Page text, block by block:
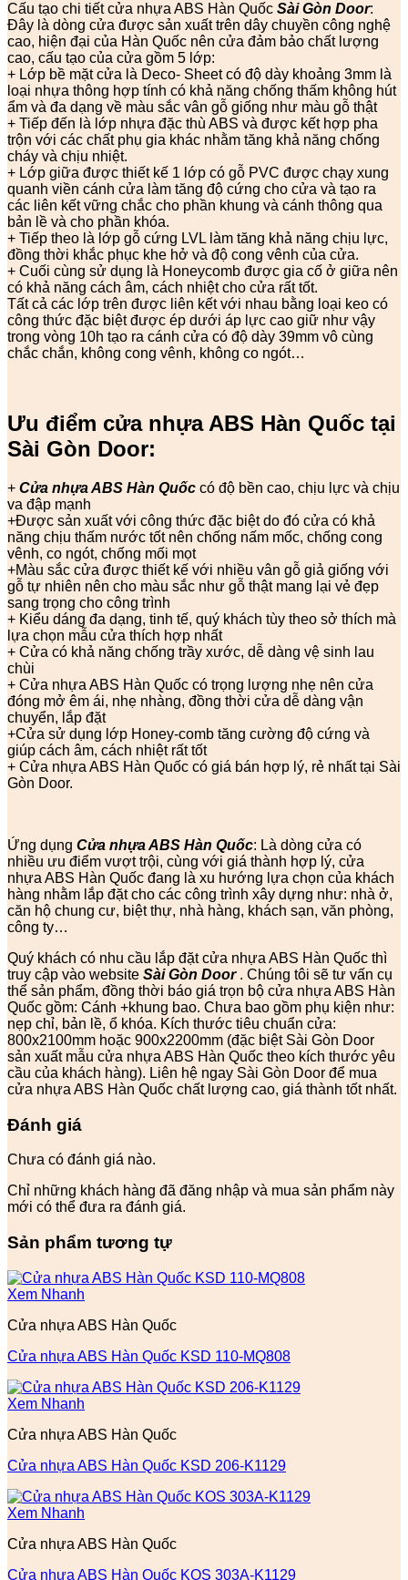
Cấu tạo chi tiết cửa nhựa ABS Hàn Quốc Sài Gòn Door:
Đây là dòng cửa được sản xuất trên dây chuyền công nghệ
cao, hiện đại của Hàn Quốc nên cửa đảm bảo chất lượng
cao, cấu tạo của cửa gồm 5 lớp:
+ Lớp bề mặt cửa là Deco- Sheet có độ dày khoảng 3mm là
loại nhựa thông hợp tính có khả năng chống thấm không hút
ẩm và đa dạng về màu sắc vân gỗ giống như màu gỗ thật
+ Tiếp đến là lớp nhựa đặc thù ABS và được kết hợp pha
trộn với các chất phụ gia khác nhằm tăng khả năng chống
cháy và chịu nhiệt.
+ Lớp giữa được thiết kế 1 lớp có gỗ PVC được chạy xung
quanh viền cánh cửa làm tăng độ cứng cho cửa và tạo ra
các liên kết vững chắc cho phần khung và cánh thông qua
bản lề và cho phần khóa.
+ Tiếp theo là lớp gỗ cứng LVL làm tăng khả năng chịu lực,
đồng thời khắc phục khe hở và độ cong vênh của cửa.
+ Cuối cùng sử dụng là Honeycomb được gia cố ở giữa nên
có khả năng cách âm, cách nhiệt cho cửa rất tốt.
Tất cả các lớp trên được liên kết với nhau bằng loại keo có
công thức đặc biệt được ép dưới áp lực cao giữ như vậy
trong vòng 10h tạo ra cánh cửa có độ dày 39mm vô cùng
chắc chắn, không cong vênh, không co ngót…
Ưu điểm cửa nhựa ABS Hàn Quốc tại
Sài Gòn Door:
+ Cửa nhựa ABS Hàn Quốc có độ bền cao, chịu lực và chịu
va đập mạnh
+Được sản xuất với công thức đặc biệt do đó cửa có khả
năng chịu thấm nước tốt nên chống nấm mốc, chống cong
vênh, co ngót, chống mối mọt
+Màu sắc cửa được thiết kế với nhiều vân gỗ giả giống với
gỗ tự nhiên nên cho màu sắc như gỗ thật mang lại vẻ đẹp
sang trọng cho công trình
+ Kiểu dáng đa dạng, tinh tế, quý khách tùy theo sở thích mà
lựa chọn mẫu cửa thích hợp nhất
+ Cửa có khả năng chống trầy xước, dễ dàng vệ sinh lau
chùi
+ Cửa nhựa ABS Hàn Quốc có trọng lượng nhẹ nên cửa
đóng mở êm ái, nhẹ nhàng, đồng thời cửa dễ dàng vận
chuyển, lắp đặt
+Cửa sử dụng lớp Honey-comb tăng cường độ cứng và
giúp cách âm, cách nhiệt rất tốt
+ Cửa nhựa ABS Hàn Quốc có giá bán hợp lý, rẻ nhất tại Sài
Gòn Door.
Ứng dụng Cửa nhựa ABS Hàn Quốc: Là dòng cửa có
nhiều ưu điểm vượt trội, cùng với giá thành hợp lý, cửa
nhựa ABS Hàn Quốc đang là xu hướng lựa chọn của khách
hàng nhằm lắp đặt cho các công trình xây dựng như: nhà ở,
căn hộ chung cư, biệt thự, nhà hàng, khách sạn, văn phòng,
công ty…
Quý khách có nhu cầu lắp đặt cửa nhựa ABS Hàn Quốc thì
truy cập vào website Sài Gòn Door. Chúng tôi sẽ tư vấn cụ
thể sản phẩm, đồng thời báo giá trọn bộ cửa nhựa ABS Hàn
Quốc gồm: Cánh +khung bao. Chưa bao gồm phụ kiện như:
nẹp chỉ, bản lề, ổ khóa. Kích thước tiêu chuẩn cửa:
800x2100mm hoặc 900x2200mm (đặc biệt Sài Gòn Door
sản xuất mẫu cửa nhựa ABS Hàn Quốc theo kích thước yêu
cầu của khách hàng). Liên hệ ngay Sài Gòn Door để mua
cửa nhựa ABS Hàn Quốc chất lượng cao, giá thành tốt nhất.
Đánh giá
Chưa có đánh giá nào.
Chỉ những khách hàng đã đăng nhập và mua sản phẩm này
mới có thể đưa ra đánh giá.
Sản phẩm tương tự
Xem Nhanh
Cửa nhựa ABS Hàn Quốc
Cửa nhựa ABS Hàn Quốc KSD 110-MQ808
Xem Nhanh
Cửa nhựa ABS Hàn Quốc
Cửa nhựa ABS Hàn Quốc KSD 206-K1129
Xem Nhanh
Cửa nhựa ABS Hàn Quốc
Cửa nhựa ABS Hàn Quốc KOS 303A-K1129